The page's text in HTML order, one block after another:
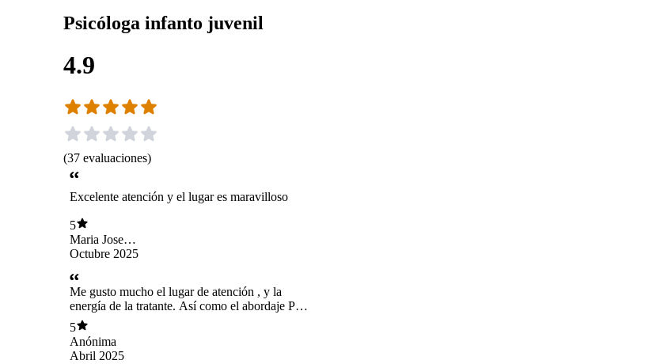
Psicóloga infanto juvenil
4.9
(37 evaluaciones)
Excelente atención y el lugar es maravilloso
5
Maria Jose
Henriquez
Octubre 2025
Me gusto mucho el lugar de atención , y la
energía de la tratante. Así como el abordaje Para
llevar la sesión.
5
Anónima
Abril 2025